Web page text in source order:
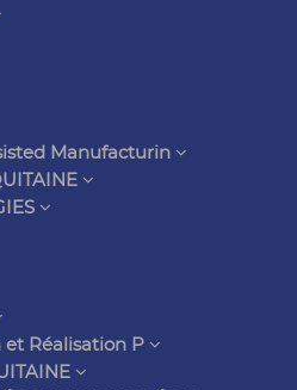
Manufacturin
Réalisation P